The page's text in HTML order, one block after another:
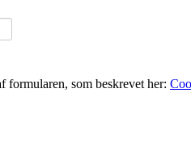
formularen, som beskrevet her: